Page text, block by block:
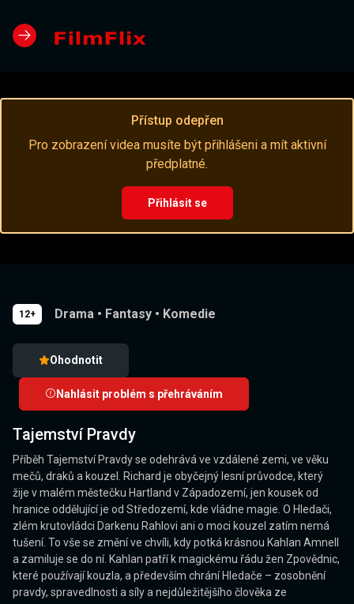
Přístup odepřen
Pro zobrazení videa musíte být přihlášeni a mít aktivní
předplatné.
Přihlásit se
12+ Drama • Fantasy • Komedie
Ohodnotit
Nahlásit problém s přehráváním
Tajemství Pravdy
Příběh Tajemství Pravdy se odehrává ve vzdálené zemi, ve věku
mečů, draků a kouzel. Richard je obyčejný lesní průvodce, který
žije v malém městečku Hartland v Západozemí, jen kousek od
hranice oddělující je od Středozemí, kde vládne magie. O Hledači,
zlém krutovládci Darkenu Rahlovi ani o moci kouzel zatím nemá
tušení. To vše se změní ve chvíli, kdy potká krásnou Kahlan Amnell
a zamiluje se do ní. Kahlan patří k magickému řádu žen Zpovědnic,
které používají kouzla, a především chrání Hledače – zosobnění
pravdy, spravedlnosti a síly a nejdůležitějšího člověka ze